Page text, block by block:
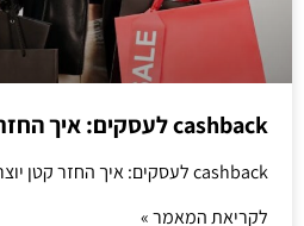
cashback לעסקים: איך החזר קטן יוצר יתרון גדול
cashback לעסקים: איך החזר קטן יוצר יתרון גדול
לקריאת המאמר »